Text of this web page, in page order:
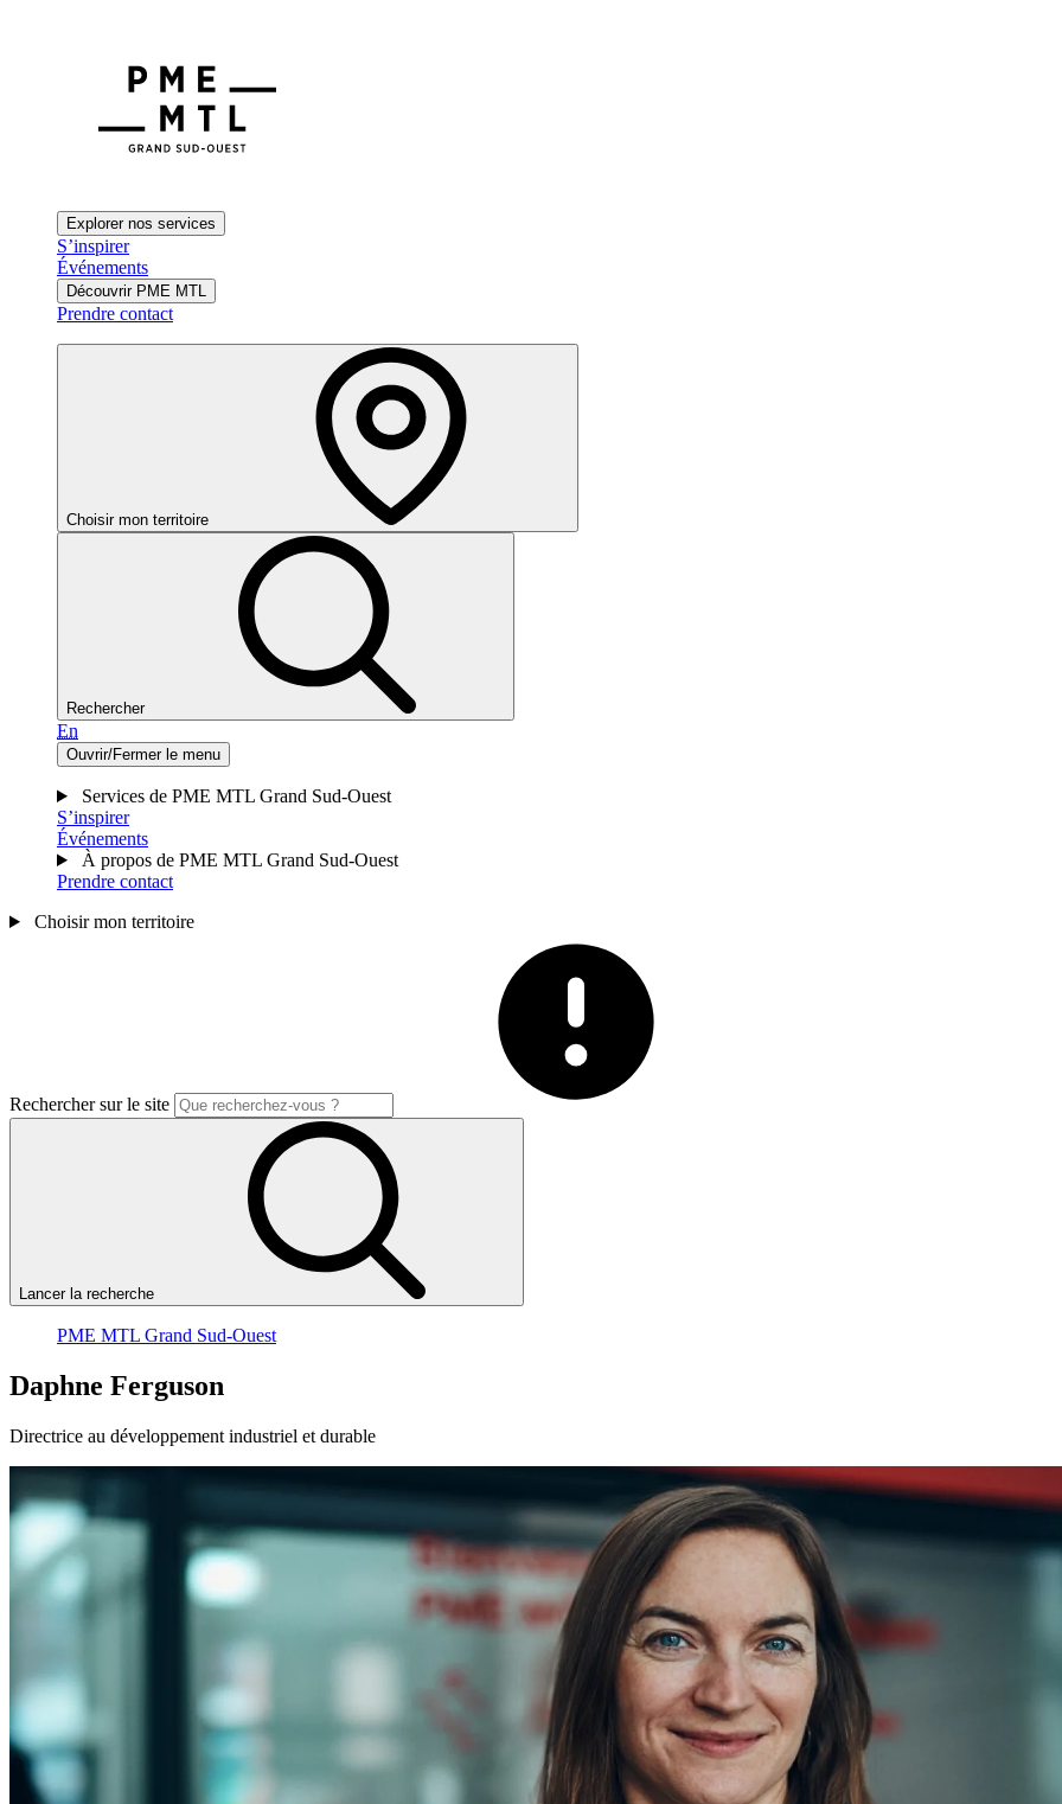
Explorer nos services
S’inspirer
Événements
Découvrir PME MTL
Prendre contact
Choisir mon territoire
Rechercher
En
Ouvrir/Fermer le menu
Services de PME MTL Grand Sud-Ouest
S’inspirer
Événements
À propos de PME MTL Grand Sud-Ouest
Prendre contact
Choisir mon territoire
Rechercher sur le site
Lancer la recherche
PME MTL Grand Sud-Ouest
Daphne Ferguson
Directrice au développement industriel et durable